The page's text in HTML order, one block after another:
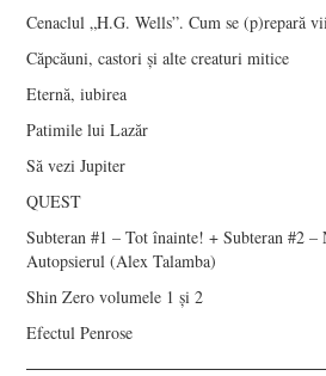
Cenaclul „H.G. Wells”. Cum se (p)repară
Căpcăuni, castori și alte creaturi mitice
Eternă, iubirea
Patimile lui Lazăr
Să vezi Jupiter
QUEST
Subteran #1 – Tot înainte! + Subteran #2 –
Autopsierul (Alex Talamba)
Shin Zero volumele 1 și 2
Efectul Penrose